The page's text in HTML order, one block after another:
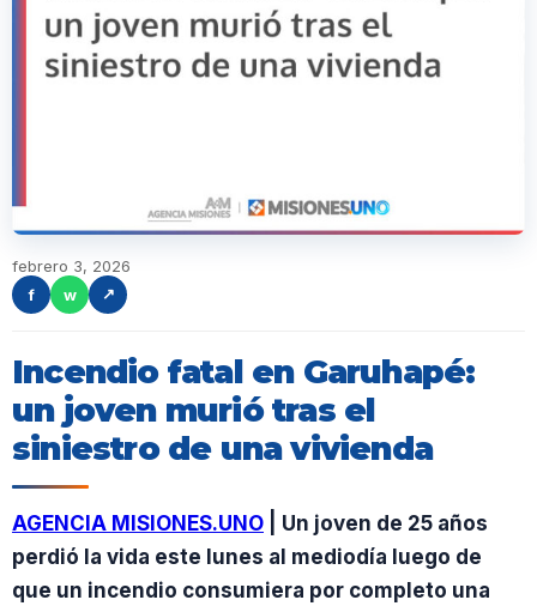
febrero 3, 2026
f
w ↗
Incendio fatal en Garuhapé:
un joven murió tras el
siniestro de una vivienda
AGENCIA MISIONES.UNO | Un joven de 25 años
perdió la vida este lunes al mediodía luego de
que un incendio consumiera por completo una